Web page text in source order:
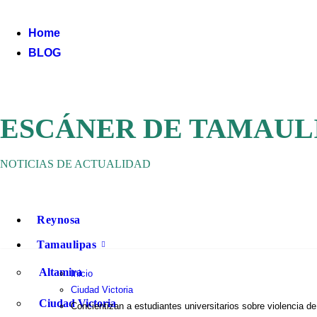
contenido
Home
BLOG
ESCÁNER DE
NOTICIAS DE ACTUALIDAD
Reynosa
Tamaulipas
Altamira
Ciudad Victoria
Inicio
Ciudad Victoria
Concientizan a estudiantes universitarios sobre violencia